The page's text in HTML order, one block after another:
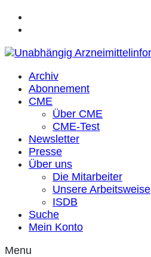
Archiv
Abonnement
CME
Über CME
CME-Test
Newsletter
Presse
Über uns
Die Mitarbeiter
Unsere Arbeitsweise
ISDB
Suche
Mein Konto
Menu